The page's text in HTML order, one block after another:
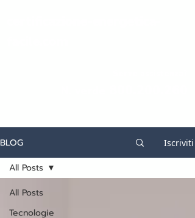
BLOG Iscriviti
All Posts
Tecnologie
All Posts